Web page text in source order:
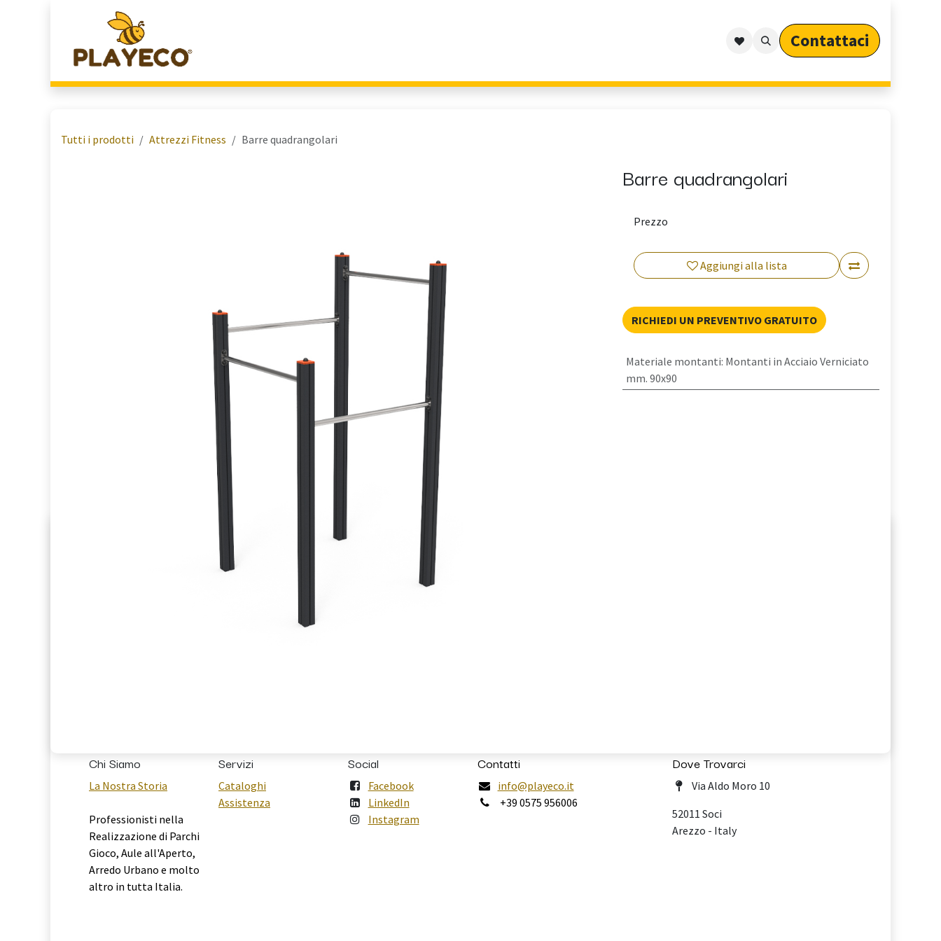
Arredo Outdoor per Privati
Contattaci​​​​​​
Tutti i prodotti Attrezzi Fitness Barre quadrangolari
Barre quadrangolari
Aggiungi alla lista
Prezzo
RICHIEDI UN PREVENTIVO GRATUITO
Materiale montanti: Montanti in Acciaio Verniciato
mm. 90x90
Chi Siamo
La Nostra Storia
Professionisti nella
Realizzazione di Parchi
Gioco, Aule all'Aperto,
Arredo Urbano e molto
altro in tutta Italia.
Servizi
Cataloghi
Assistenza
Social
Facebook
LinkedIn
Instagram
Contatti
info@playeco.it
+39 0575 956006
Dove Trovarci
Via Aldo Moro 10
52011 Soci
Arezzo - Italy